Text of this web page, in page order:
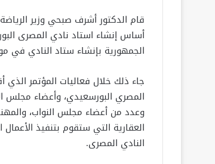
قام الدكتور أشرف صبحي وزير
أساس إنشاء استاد نادي المصرى
الجمهورية بإنشاء ستاد النادي في
جاء ذلك خلال فعاليات المؤتمر
المصري البورسعيدي، وأعضاء مجلس
وعدد من أعضاء مجلس النواب،
العقارية التي ستقوم بتنفيذ
النادي المصرى.